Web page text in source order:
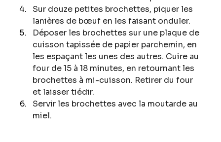
Sur douze petites brochettes, piquer les
lanières de bœuf en les faisant onduler.
Déposer les brochettes sur une plaque de
cuisson tapissée de papier parchemin, en
les espaçant les unes des autres. Cuire au
four de 15 à 18 minutes, en retournant les
brochettes à mi-cuisson. Retirer du four
et laisser tiédir.
Servir les brochettes avec la moutarde au
miel.